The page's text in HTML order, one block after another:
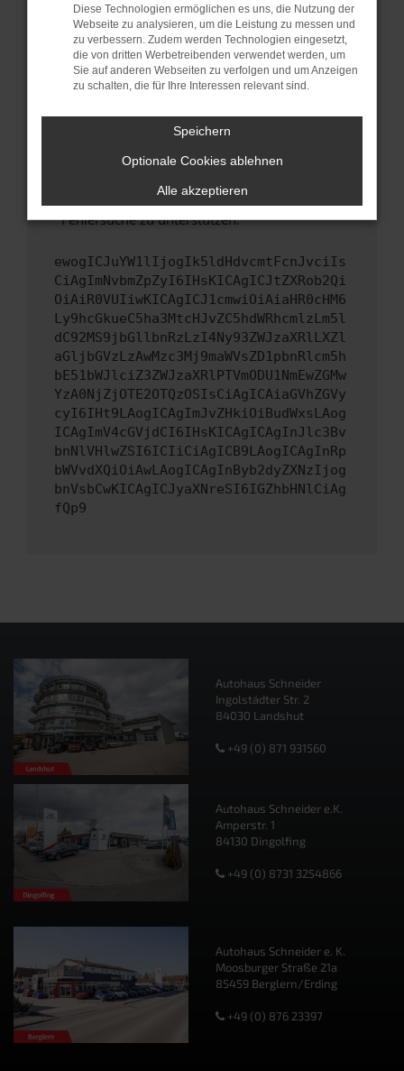
sind.
Veraltete Software birgt nicht nur ein
Sicherheitsrisiko, sondern kann auch dazu
führen, dass bestimmte Funktionen nicht mehr
unterstützt werden.
Wende dich an den Webseitenbetreiber.
Wenn du alle oben genannten Schritte versucht
hast, kontaktiere uns bitte. Wir werden
uns diesen Text schicken, um uns bei der
Fehlersuche zu unterstützen:
ewogICJuYW1lIjogIk5ldHdvcmtFcnJvciIs
CiAgImNvbmZpZyI6IHsKICAgICJtZXRob2Qi
OiAiR0VUIiwKICAgICJ1cmwiOiAiaHR0cHM6
Ly9hcGkueC5ha3MtcHJvZC5hdWRhcmlzLm5l
dC92MS9jbGllbnRzLzI4Ny93ZWJzaXRlLXZl
aGljbGVzLzAwMzc3Mj9maWVsZD1pbnRlcm5h
bE51bWJlciZ3ZWJzaXRlPTVmODU1NmEwZGMw
YzA0NjZjOTE2OTQzOSIsCiAgICAiaGVhZGVy
cyI6IHt9LAogICAgImJvZHkiOiBudWxsLAog
ICAgImV4cGVjdCI6IHsKICAgICAgInJlc3Bv
bnNlVHlwZSI6ICIiCiAgICB9LAogICAgInRp
bWVvdXQiOiAwLAogICAgInByb2dyZXNzIjog
bnVsbCwKICAgICJyaXNreSI6IGZhbHNlCiAg
fQp9
Autohaus Schneider
Ingolstädter Str. 2
84030 Landshut
+49 (0) 871 931560
Autohaus Schneider e.K.
Amperstr. 1
84130 Dingolfing
+49 (0) 8731 3254866
Autohaus Schneider e. K.
Moosburger Straße 21a
85459 Berglern/Erding
+49 (0) 876 23397
Diese Technologien ermöglichen es uns, die Nutzung der
Webseite zu analysieren, um die Leistung zu messen und
zu verbessern. Zudem werden Technologien eingesetzt,
die von dritten Werbetreibenden verwendet werden, um
Sie auf anderen Webseiten zu verfolgen und um Anzeigen
zu schalten, die für Ihre Interessen relevant sind.
Speichern
Optionale Cookies ablehnen
Alle akzeptieren